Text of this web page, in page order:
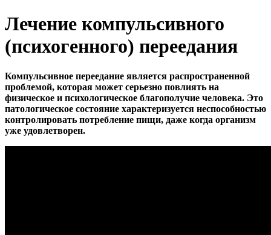
Лечение компульсивного
(психогенного) переедания
Компульсивное переедание является распространенной
проблемой, которая может серьезно повлиять на
физическое и психологическое благополучие человека. Это
патологическое состояние характеризуется неспособностью
контролировать потребление пищи, даже когда организм
уже удовлетворен.